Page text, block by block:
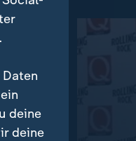
deine
deine